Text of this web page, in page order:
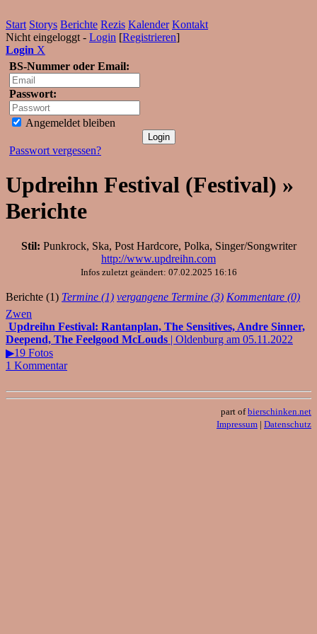
Start Storys Berichte Rezis Kalender Kontakt
Nicht eingeloggt - Login [Registrieren]
Login X
BS-Nummer oder Email:
Passwort:
Angemeldet bleiben
Passwort vergessen?
Updreihn Festival (Festival) »
Berichte
Stil: Punkrock, Ska, Post Hardcore, Polka, Singer/Songwriter
http://www.updreihn.com
Infos zuletzt geändert: 07.02.2025 16:16
Berichte (1) Termine (1) vergangene Termine (3) Kommentare (0)
Zwen
Updreihn Festival: Rantanplan, The Sensitives, Andre Sinner,
Deepend, The Feelgood McLouds | Oldenburg am 05.11.2022
▶19 Fotos
1 Kommentar
part ofbierschinken.net
Impressum | Datenschutz